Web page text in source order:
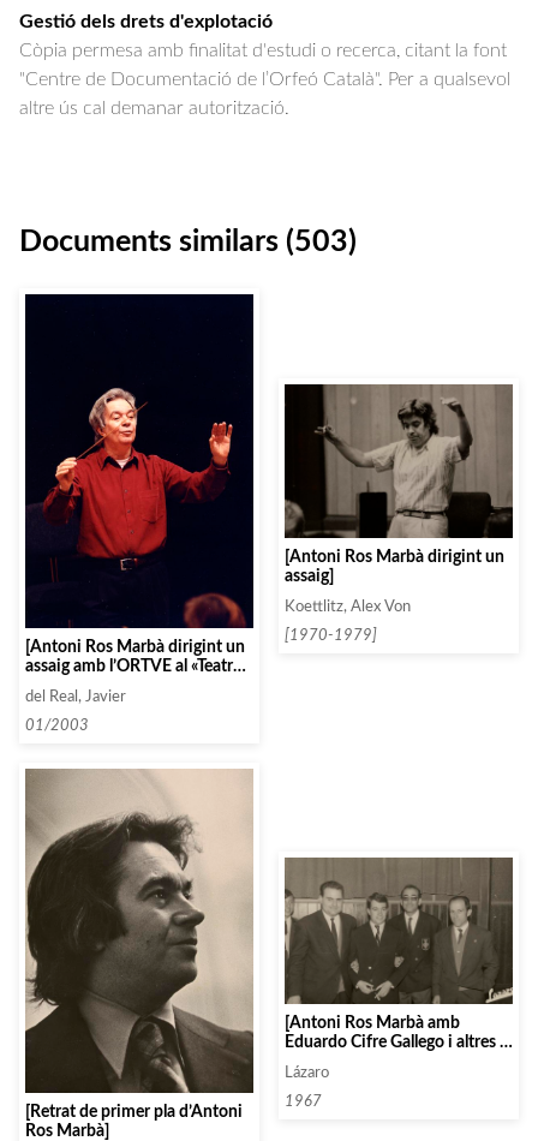
Gestió dels drets d'explotació
Còpia permesa amb finalitat d'estudi o recerca, citant la font
"Centre de Documentació de l’Orfeó Català". Per a qualsevol
altre ús cal demanar autorització.
Documents similars (503)
[Antoni Ros Marbà dirigint un
assaig amb l’ORTVE al «Teatro
Monumental»]
del Real, Javier
01/2003
[Antoni Ros Marbà dirigint un
assaig]
Koettlitz, Alex Von
[1970-1979]
[Retrat de primer pla d’Antoni
Ros Marbà]
[Antoni Ros Marbà amb
Eduardo Cifre Gallego i altres a
València]
Lázaro
1967